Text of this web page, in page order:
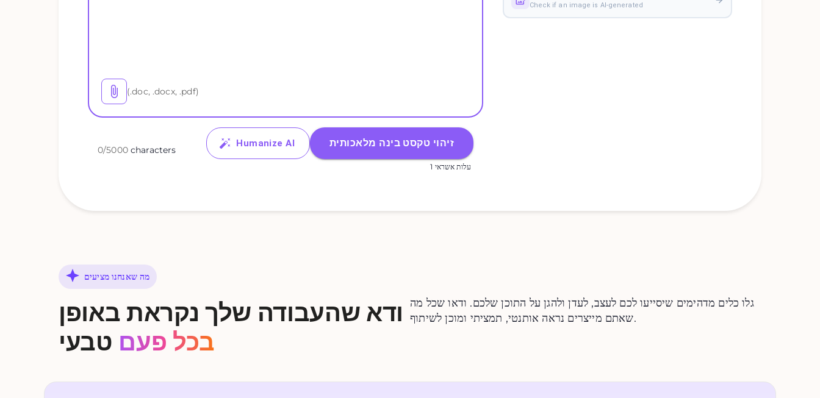
(.doc, .docx, .pdf)
0/5000 characters
Humanize AI זיהוי טקסט בינה מלאכותית
1 עלות אשראי
Check if an image is AI-generated
מה שאנחנו מציעים
ודא שהעבודה שלך נקראת באופן
טבעי בכל פעם
גלו כלים מדהימים שיסייעו לכם לעצב, לעדן ולהגן על התוכן שלכם. ודאו שכל מה
שאתם מייצרים נראה אותנטי, תמציתי ומוכן לשיתוף.